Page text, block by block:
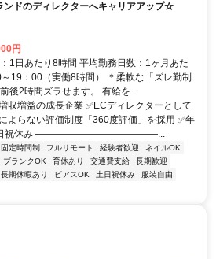
ンドのディレクターへキャリアアップ☆
円
1日あたり8時間 平均勤務日数：1ヶ月あた
19：00（実働8時間） ＊柔軟な「ズレ勤制
後2時間ズラせます。 有給を...
収増益の成長企業 ✅ECディレクターとして
よらない評価制度「360度評価」を採用 ✅年
土日祝休み ―――――――――――――...
固定時間制 フルリモート 経験者歓迎
ネイルOK
ブランクOK 育休あり 交通費支給
長期歓迎
長期休暇あり ピアスOK 土日祝休み
服装自由